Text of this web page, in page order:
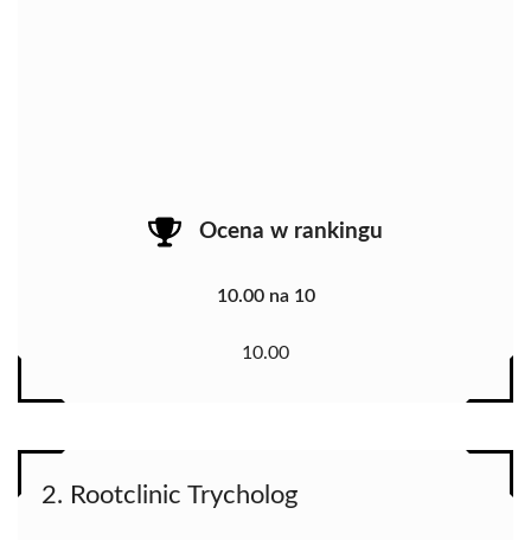
Ocena w rankingu
10.00 na 10
10.00
2. Rootclinic Trycholog